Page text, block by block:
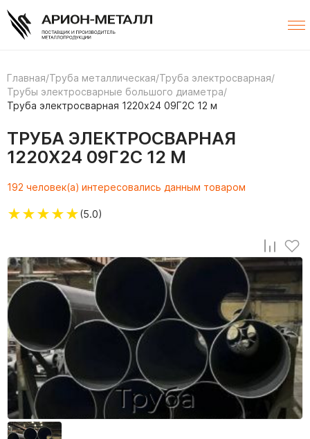
Главная/Труба металлическая/Труба электросварная/
Трубы электросварные большого диаметра/
Труба электросварная 1220х24 09Г2С 12 м
ТРУБА ЭЛЕКТРОСВАРНАЯ
1220Х24 09Г2С 12 М
192 человек(а) интересовались данным товаром
★★★★★(5.0)